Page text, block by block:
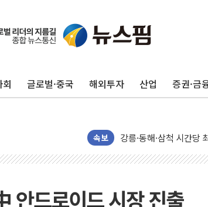
회 글로벌·중국 해외투자 산업 증권·금
속보
이번주 국내 주요 금융일
美, 이란전 출구전략 만
폐기물 수거하다 참변
서울 중랑구 주택가서
여수 오동도 인근 해상
안드로이드 시장 진출